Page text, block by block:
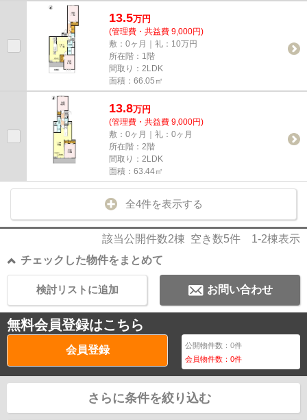
13.5万円
(管理費・共益費 9,000円)
敷：0ヶ月｜礼：10万円
所在階：1階
間取り：2LDK
面積：66.05㎡
13.8万円
(管理費・共益費 9,000円)
敷：0ヶ月｜礼：0ヶ月
所在階：2階
間取り：2LDK
面積：63.44㎡
全4件を表示する
該当公開件数2棟 空き数5件 1-2棟表示
チェックした物件をまとめて
お問い合わせ
検討リストに追加
無料会員登録はこちら
会員登録 公開物件数：0件
会員物件数：0件
さらに条件を絞り込む